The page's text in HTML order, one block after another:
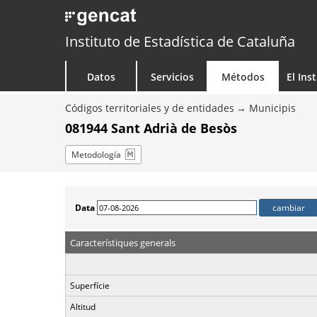
Instituto de Estadística de Cataluña
Datos Servicios Métodos El
Códigos territoriales y de entidades Municipis
081944 Sant Adrià de Besòs
Metodología
Data
Característiques generals
Superfície
Altitud